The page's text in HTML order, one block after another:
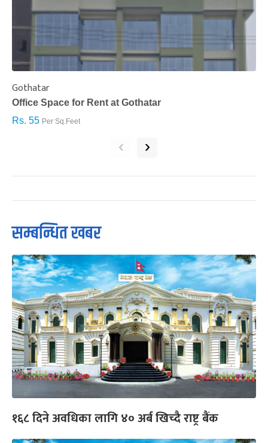
Gothatar
Office Space for Rent at Gothatar
Rs. 55 Per Sq.Feet
‹ ›
सम्बन्धित खबर
१६८ दिने अवधिका लागि ४० अर्ब खिच्दै राष्ट्र बैंक